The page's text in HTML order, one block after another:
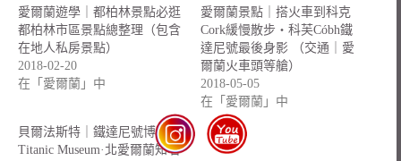
愛爾蘭遊學｜都柏林景點必逛
都柏林市區景點總整理（包含
在地人私房景點）
2018-02-20
在「愛爾蘭」中
愛爾蘭景點｜搭火車到科克
Cork緩慢散步・科芙Cóbh鐵
達尼號最後身影 （交通｜愛
爾蘭火車頭等艙）
2018-05-05
在「愛爾蘭」中
貝爾法斯特｜鐵達尼號博物館
Titanic Museum·北愛爾蘭知名